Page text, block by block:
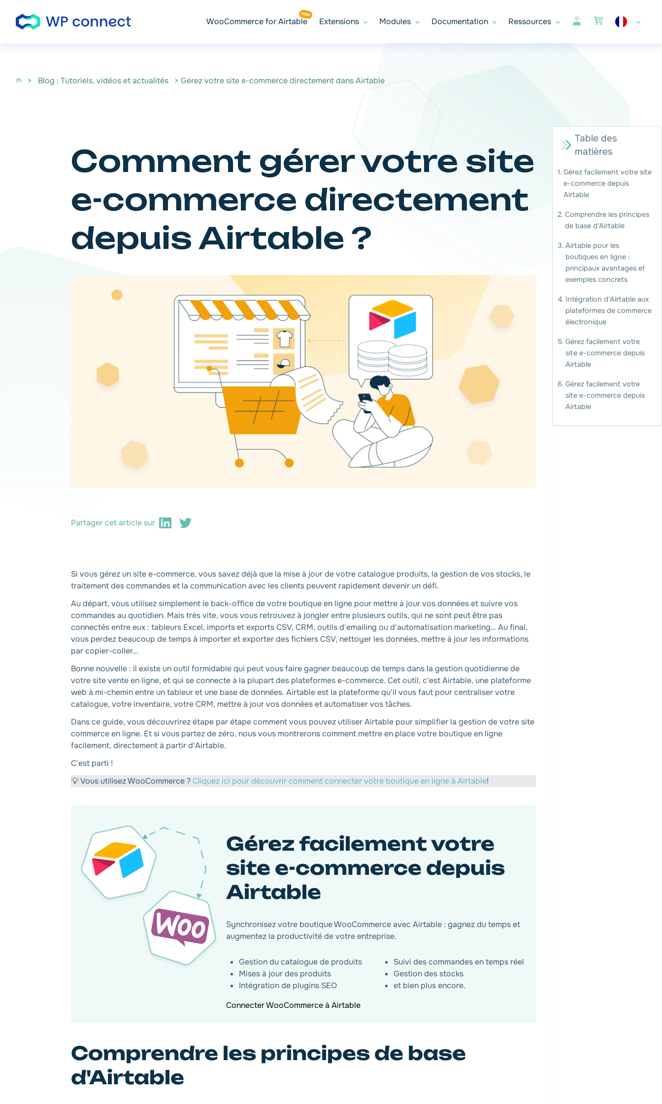
WooCommerce for Airtable
Extensions Modules Documentation Ressources
> Blog : Tutoriels, vidéos et actualités > Gérez votre site e-commerce directement dans Airtable
Comment gérer votre site
e-commerce directement
depuis Airtable ?
Partager cet article sur
Si vous gérez un site e-commerce, vous savez déjà que la mise à jour de votre catalogue produits, la gestion de vos stocks, le
traitement des commandes et la communication avec les clients peuvent rapidement devenir un défi.
Au départ, vous utilisez simplement le back-office de votre boutique en ligne pour mettre à jour vos données et suivre vos
commandes au quotidien. Mais très vite, vous vous retrouvez à jongler entre plusieurs outils, qui ne sont peut être pas
connectés entre eux : tableurs Excel, imports et exports CSV, CRM, outils d'emailing ou d'automatisation marketing… Au final,
vous perdez beaucoup de temps à importer et exporter des fichiers CSV, nettoyer les données, mettre à jour les informations
par copier-coller…
Bonne nouvelle : il existe un outil formidable qui peut vous faire gagner beaucoup de temps dans la gestion quotidienne de
votre site vente en ligne, et qui se connecte à la plupart des plateformes e-commerce. Cet outil, c'est Airtable, une plateforme
web à mi-chemin entre un tableur et une base de données. Airtable est la plateforme qu'il vous faut pour centraliser votre
catalogue, votre inventaire, votre CRM, mettre à jour vos données et automatiser vos tâches.
Dans ce guide, vous découvrirez étape par étape comment vous pouvez utiliser Airtable pour simplifier la gestion de votre site
commerce en ligne. Et si vous partez de zéro, nous vous montrerons comment mettre en place votre boutique en ligne
facilement, directement à partir d'Airtable.
C'est parti !
💡 Vous utilisez WooCommerce ?Cliquez ici pour découvrir comment connecter votre boutique en ligne à Airtable!
Gérez facilement votre
site e-commerce depuis
Airtable
Synchronisez votre boutique WooCommerce avec Airtable : gagnez du temps et
augmentez la productivité de votre entreprise.
Gestion du catalogue de produits
Mises à jour des produits
Intégration de plugins SEO
Suivi des commandes en temps réel
Gestion des stocks
et bien plus encore.
Connecter WooCommerce à Airtable
Comprendre les principes de base
d'Airtable
Table des
matières
Gérez facilement votre site
e-commerce depuis
Airtable
Comprendre les principes
de base d'Airtable
Airtable pour les
boutiques en ligne :
principaux avantages et
exemples concrets
Intégration d'Airtable aux
plateformes de commerce
électronique
Gérez facilement votre
site e-commerce depuis
Airtable
Gérez facilement votre
site e-commerce depuis
Airtable